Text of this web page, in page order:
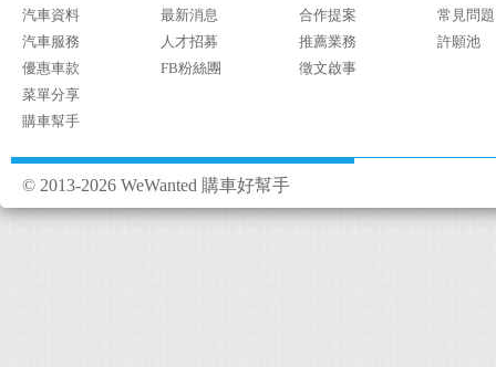
汽車資料
汽車服務
優惠車款
菜單分享
購車幫手
最新消息
人才招募
FB粉絲團
合作提案
推薦業務
徵文啟事
常見問題
許願池
© 2013-2026 WeWanted 購車好幫手